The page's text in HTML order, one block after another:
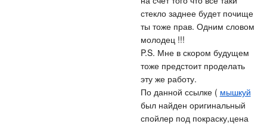
стекло заднее будет почище
ты тоже прав. Одним словом
молодец !!!
P.S. Мне в скором будущем
тоже предстоит проделать
эту же работу.
По данной ссылке ( мышкуй
был найден оригинальный
спойлер под покраску,цена